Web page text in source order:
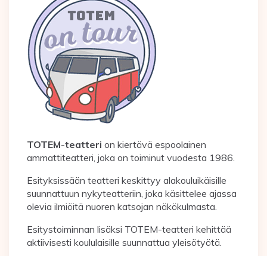
TOTEM-teatteri on kiertävä espoolainen
ammattiteatteri, joka on toiminut vuodesta 1986.
Esityksissään teatteri keskittyy alakouluikäisille
suunnattuun nykyteatteriin, joka käsittelee ajassa
olevia ilmiöitä nuoren katsojan näkökulmasta.
Esitystoiminnan lisäksi TOTEM-teatteri kehittää
aktiivisesti koululaisille suunnattua yleisötyötä.